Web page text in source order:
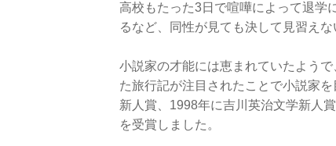
高校もたった3日で喧嘩によって退学
るなど、同性が見ても決して見習え
小説家の才能には恵まれていたよう
た旅行記が注目されたことで小説家
新人賞、1998年に吉川英治文学新人
を受賞しました。